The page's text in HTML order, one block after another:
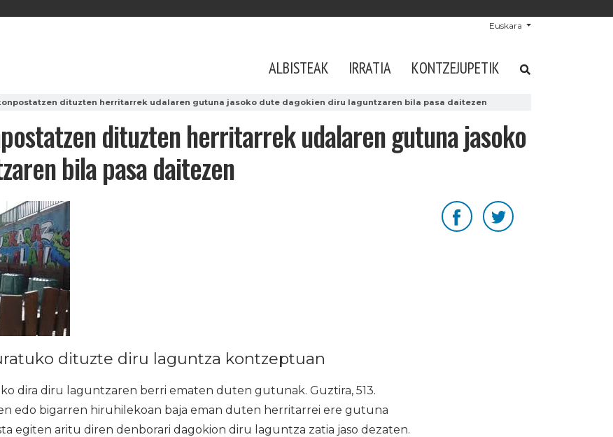
Euskara
ALBISTEAK IRRATIA KONTZEJUPETIK
dituzten herritarrek udalaren gutuna jasoko dute dagokien diru laguntzaren bila pasa daitezen
dituzten herritarrek udalaren gutuna jasoko
bila pasa daitezen
dituzte diru laguntza kontzeptuan
dira diru laguntzaren berri ematen duten gutunak. Guztira, 513.
edo bigarren hiruhilekoan baja eman duten herritarrei ere gutuna
egiten aritu diren denborari dagokion diru laguntza zatia jaso dezaten.